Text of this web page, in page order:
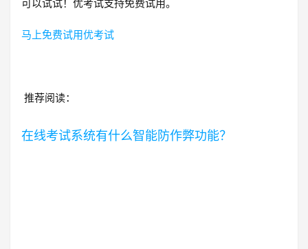
可以试试！优考试支持免费试用。
马上免费试用优考试
推荐阅读：
在线考试系统有什么智能防作弊功能？